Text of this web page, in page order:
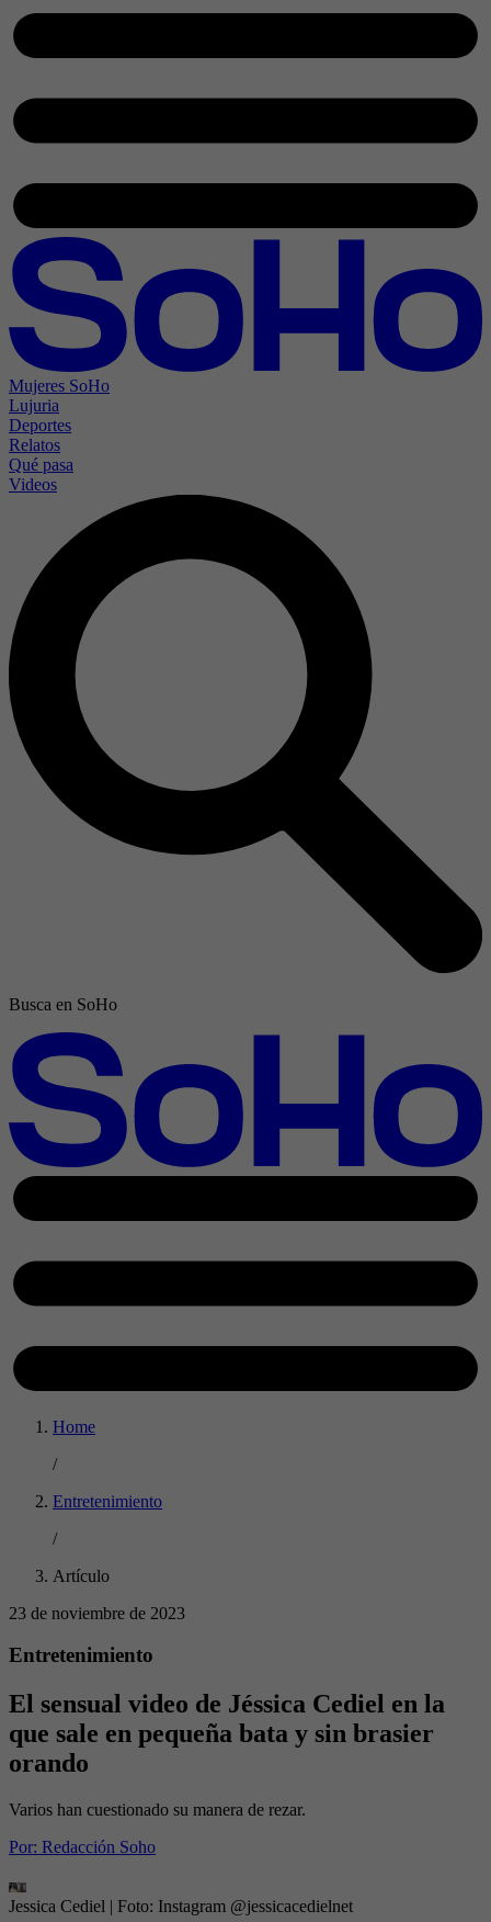
Mujeres SoHo
Lujuria
Deportes
Relatos
Qué pasa
Videos
Busca en SoHo
Home
/
Entretenimiento
/
Artículo
23 de noviembre de 2023
Entretenimiento
El sensual video de Jéssica Cediel en la
que sale en pequeña bata y sin brasier
orando
Varios han cuestionado su manera de rezar.
Por: Redacción Soho
Jessica Cediel | Foto: Instagram @jessicacedielnet